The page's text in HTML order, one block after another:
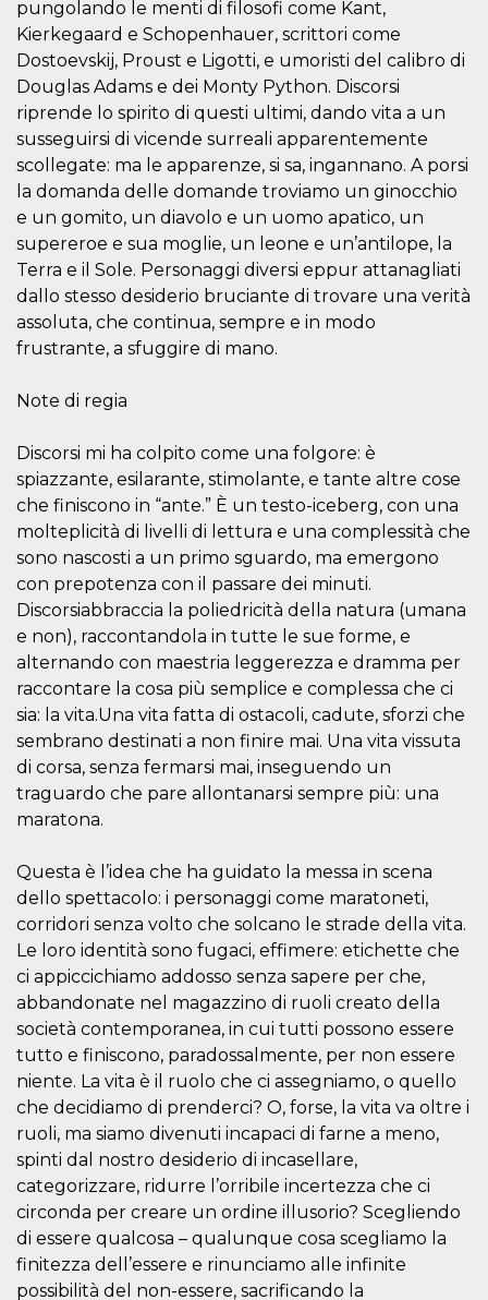
pungolando le menti di filosofi come Kant,
Kierkegaard e Schopenhauer, scrittori come
Dostoevskij, Proust e Ligotti, e umoristi del calibro di
Douglas Adams e dei Monty Python. Discorsi
riprende lo spirito di questi ultimi, dando vita a un
susseguirsi di vicende surreali apparentemente
scollegate: ma le apparenze, si sa, ingannano. A porsi
la domanda delle domande troviamo un ginocchio
e un gomito, un diavolo e un uomo apatico, un
supereroe e sua moglie, un leone e un’antilope, la
Terra e il Sole. Personaggi diversi eppur attanagliati
dallo stesso desiderio bruciante di trovare una verità
assoluta, che continua, sempre e in modo
frustrante, a sfuggire di mano.
Note di regia
Discorsi mi ha colpito come una folgore: è
spiazzante, esilarante, stimolante, e tante altre cose
che finiscono in “ante.” È un testo-iceberg, con una
molteplicità di livelli di lettura e una complessità che
sono nascosti a un primo sguardo, ma emergono
con prepotenza con il passare dei minuti.
Discorsiabbraccia la poliedricità della natura (umana
e non), raccontandola in tutte le sue forme, e
alternando con maestria leggerezza e dramma per
raccontare la cosa più semplice e complessa che ci
sia: la vita.Una vita fatta di ostacoli, cadute, sforzi che
sembrano destinati a non finire mai. Una vita vissuta
di corsa, senza fermarsi mai, inseguendo un
traguardo che pare allontanarsi sempre più: una
maratona.
Questa è l’idea che ha guidato la messa in scena
dello spettacolo: i personaggi come maratoneti,
corridori senza volto che solcano le strade della vita.
Le loro identità sono fugaci, effimere: etichette che
ci appiccichiamo addosso senza sapere per che,
abbandonate nel magazzino di ruoli creato della
società contemporanea, in cui tutti possono essere
tutto e finiscono, paradossalmente, per non essere
niente. La vita è il ruolo che ci assegniamo, o quello
che decidiamo di prenderci? O, forse, la vita va oltre i
ruoli, ma siamo divenuti incapaci di farne a meno,
spinti dal nostro desiderio di incasellare,
categorizzare, ridurre l’orribile incertezza che ci
circonda per creare un ordine illusorio? Scegliendo
di essere qualcosa – qualunque cosa scegliamo la
finitezza dell’essere e rinunciamo alle infinite
possibilità del non-essere, sacrificando la
funcione
correctamente.
Declaración de almacenamiento
Nombre
almacenamiento
Descripción
fbssls_314278995690155
Almacenamiento
de sesión
wpEmojiSettingsSupports
Almacenamiento
de sesión
cn_uc__
Almacenamiento
local
Nombre
Proveedor /
Dominio
Vencimiento
c_user
Meta
.facebook.com
4 semanas 2
días
Cookie
usuario.
datr
Meta
Platform Inc.
.facebook.com
2 años
Esta
conecta
usuario
ayudar
acceder
servicio.
también
el perfil
cookie
se
después
días.
través
gusta y
botones
dpr
.facebook.com 1 semana